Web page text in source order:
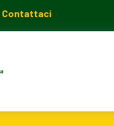
Contattaci